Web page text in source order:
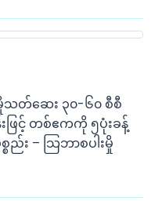
သတ်ဆေး ၃၀-၆၀ စီစီ
ြင့် တစ်ဧကကို ၅ပုံးခန့်
ည်း – သြဘာစပါးမှို